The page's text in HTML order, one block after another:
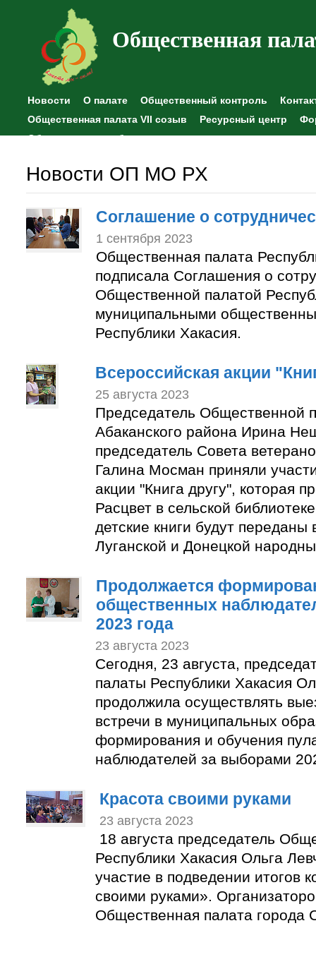
Общественная
Новости О палате Общественный контроль
Общественная палата VII созыв
Ресурсный центр
Общественные наблюдения
Новости ОП МО РХ
Соглашение о
1 сентября 2023
Общественная палата
подписала Соглашения о
Общественной палатой
муниципальными
Республики Хакасия.
Всероссийская акции
25 августа 2023
Председатель Общественной
Абаканского района Ирина
председатель Совета
Галина Мосман приняли
акции "Книга другу", которая
Расцвет в сельской
детские книги будут переданы
Луганской и Донецкой
Продолжается
общественных
2023 года
23 августа 2023
Сегодня, 23 августа,
палаты Республики Хакасия
продолжила осуществлять
встречи в муниципальных
формирования и обучения
наблюдателей за выборами
Красота своими руками
23 августа 2023
18 августа председатель
Республики Хакасия Ольга
участие в подведении итогов
своими руками».
Общественная палата города